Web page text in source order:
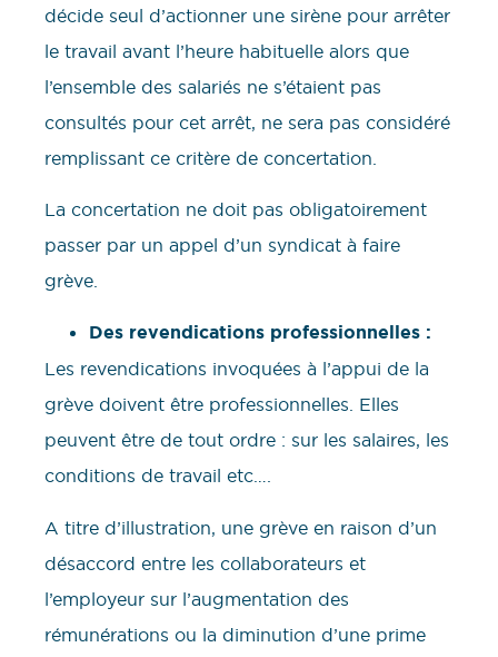
décide seul d’actionner une sirène pour arrêter
le travail avant l’heure habituelle alors que
l’ensemble des salariés ne s’étaient pas
consultés pour cet arrêt, ne sera pas considéré
remplissant ce critère de concertation.
La concertation ne doit pas obligatoirement
passer par un appel d’un syndicat à faire
grève.
Des revendications professionnelles :
Les revendications invoquées à l’appui de la
grève doivent être professionnelles. Elles
peuvent être de tout ordre : sur les salaires, les
conditions de travail etc….
A titre d’illustration, une grève en raison d’un
désaccord entre les collaborateurs et
l’employeur sur l’augmentation des
rémunérations ou la diminution d’une prime